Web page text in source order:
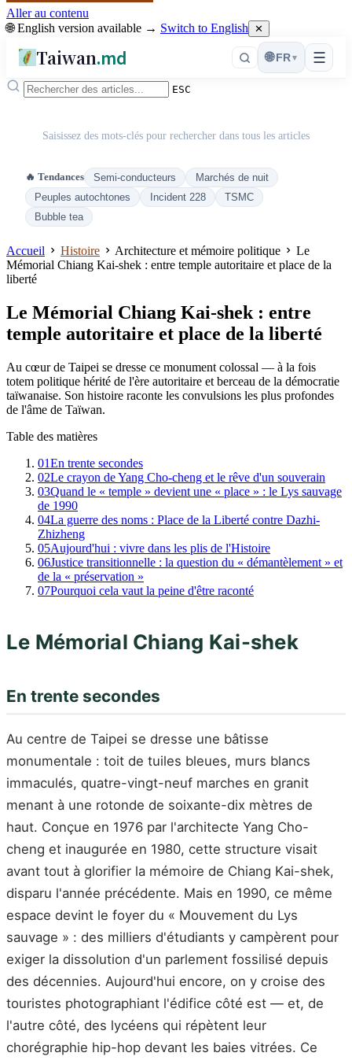
Aller au contenu
🌐 English version available → Switch to English ✕
Taiwan.md ☰
🌐 FR ▾
ESC
Saisissez des mots-clés pour rechercher dans tous les articles
🔥 Tendances Semi-conducteurs
Marchés de nuit
Peuples autochtones
Incident 228
TSMC
Bubble tea
Accueil Histoire Architecture et mémoire politique
Le
Mémorial Chiang Kai-shek : entre temple autoritaire et place de la
liberté
Le Mémorial Chiang Kai-shek : entre
temple autoritaire et place de la liberté
Au cœur de Taipei se dresse ce monument colossal — à la fois
totem politique hérité de l'ère autoritaire et berceau de la démocratie
taïwanaise. Son histoire raconte les convulsions les plus profondes
de l'âme de Taïwan.
Table des matières
01En trente secondes
02Le crayon de Yang Cho-cheng et le rêve d'un souverain
03Quand le « temple » devient une « place » : le Lys sauvage
de 1990
04La guerre des noms : Place de la Liberté contre Dazhi-
Zhizheng
05Aujourd'hui : vivre dans les plis de l'Histoire
06Justice transitionnelle : la question du « démantèlement » et
de la « préservation »
07Pourquoi cela vaut la peine d'être raconté
Le Mémorial Chiang Kai-shek
En trente secondes
Au centre de Taipei se dresse une bâtisse
monumentale : toit de tuiles bleues, murs blancs
immaculés, quatre-vingt-neuf marches en granit
menant à une rotonde de soixante-dix mètres de
haut. Conçue en 1976 par l'architecte Yang Cho-
cheng et inaugurée en 1980, cette structure visait
avant tout à glorifier la mémoire de Chiang Kai-shek,
disparu l'année précédente. Mais en 1990, ce même
espace devint le foyer du « Mouvement du Lys
sauvage » : des milliers d'étudiants y campèrent pour
exiger la dissolution d'un parlement fossilisé depuis
des décennies. Aujourd'hui encore, on y croise des
touristes photographiant l'édifice côté est — et, de
l'autre côté, des lycéens qui répètent leur
chorégraphie hip-hop devant les baies vitrées. Ce